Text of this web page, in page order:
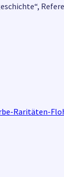
Raritäten-